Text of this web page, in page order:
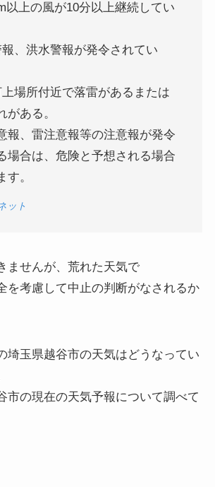
上の風が10分以上継続してい
、洪水警報が発令されてい
場所付近で落雷があるまたは
がある。
報、雷注意報等の注意報が発令
場合は、危険と予想される場合
す。
ット
ませんが、荒れた天気で
を考慮して中止の判断がなされるか
埼玉県越谷市の天気はどうなってい
市の現在の天気予報について調べて